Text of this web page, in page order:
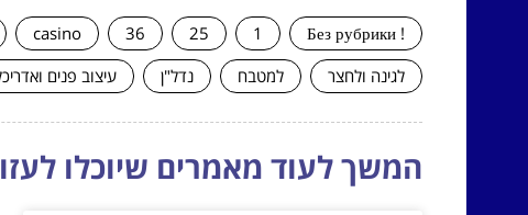
! Без рубрики
1
25
36
casino
לגינה ולחצר
למטבח נדל"ן עיצוב פנים
המשך לעוד מאמרים שיוכלו